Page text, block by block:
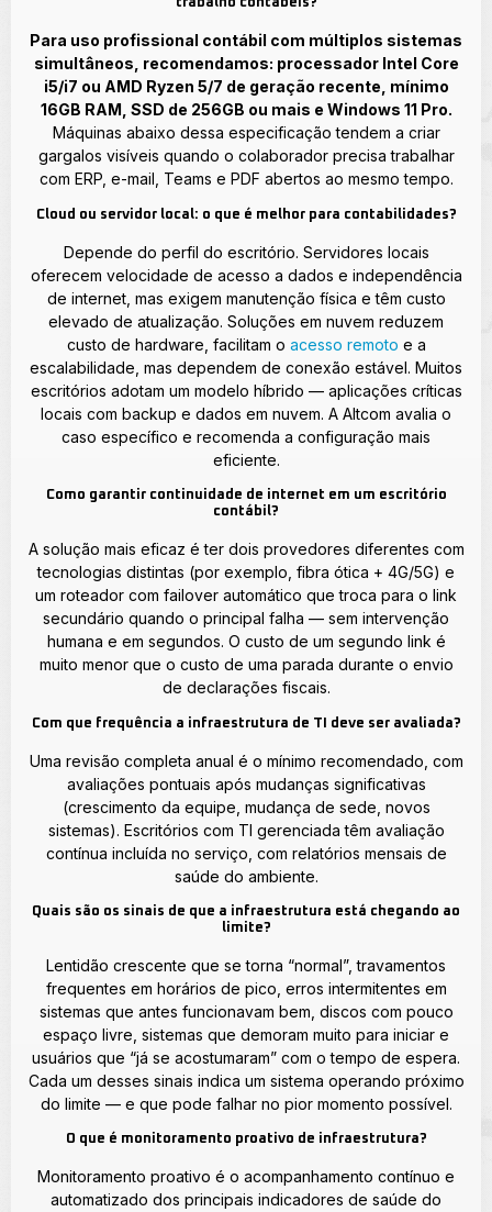
trabalho contábeis?
Para uso profissional contábil com múltiplos sistemas
simultâneos, recomendamos: processador Intel Core
i5/i7 ou AMD Ryzen 5/7 de geração recente, mínimo
16GB RAM, SSD de 256GB ou mais e Windows 11 Pro.
Máquinas abaixo dessa especificação tendem a criar
gargalos visíveis quando o colaborador precisa trabalhar
com ERP, e-mail, Teams e PDF abertos ao mesmo tempo.
Cloud ou servidor local: o que é melhor para contabilidades?
Depende do perfil do escritório. Servidores locais
oferecem velocidade de acesso a dados e independência
de internet, mas exigem manutenção física e têm custo
elevado de atualização. Soluções em nuvem reduzem
custo de hardware, facilitam o acesso remoto e a
escalabilidade, mas dependem de conexão estável. Muitos
escritórios adotam um modelo híbrido — aplicações críticas
locais com backup e dados em nuvem. A Altcom avalia o
caso específico e recomenda a configuração mais
eficiente.
Como garantir continuidade de internet em um escritório
contábil?
A solução mais eficaz é ter dois provedores diferentes com
tecnologias distintas (por exemplo, fibra ótica + 4G/5G) e
um roteador com failover automático que troca para o link
secundário quando o principal falha — sem intervenção
humana e em segundos. O custo de um segundo link é
muito menor que o custo de uma parada durante o envio
de declarações fiscais.
Com que frequência a infraestrutura de TI deve ser avaliada?
Uma revisão completa anual é o mínimo recomendado, com
avaliações pontuais após mudanças significativas
(crescimento da equipe, mudança de sede, novos
sistemas). Escritórios com TI gerenciada têm avaliação
contínua incluída no serviço, com relatórios mensais de
saúde do ambiente.
Quais são os sinais de que a infraestrutura está chegando ao
limite?
Lentidão crescente que se torna “normal”, travamentos
frequentes em horários de pico, erros intermitentes em
sistemas que antes funcionavam bem, discos com pouco
espaço livre, sistemas que demoram muito para iniciar e
usuários que “já se acostumaram” com o tempo de espera.
Cada um desses sinais indica um sistema operando próximo
do limite — e que pode falhar no pior momento possível.
O que é monitoramento proativo de infraestrutura?
Monitoramento proativo é o acompanhamento contínuo e
automatizado dos principais indicadores de saúde do